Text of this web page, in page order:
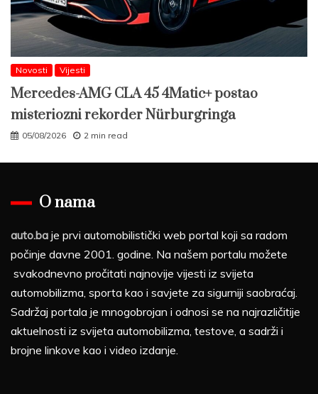
Novosti Vijesti
Mercedes-AMG CLA 45 4Matic+ postao
misteriozni rekorder Nürburgringa
05/08/2026 2 min read
O nama
auto.ba je prvi automobilistički web portal koji sa radom
počinje davne 2001. godine. Na našem portalu možete
svakodnevno pročitati najnovije vijesti iz svijeta
automobilizma, sporta kao i savjete za sigurniji saobraćaj.
Sadržaj portala je mnogobrojan i odnosi se na najrazličitije
aktuelnosti iz svijeta automobilizma, testove, a sadrži i
brojne linkove kao i video izdanje.